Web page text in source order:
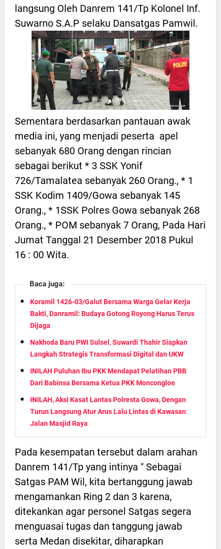
langsung Oleh Danrem 141/Tp Kolonel Inf.
Suwarno S.A.P selaku Dansatgas Pamwil.
Sementara berdasarkan pantauan awak
media ini, yang menjadi peserta apel
sebanyak 680 Orang dengan rincian
sebagai berikut * 3 SSK Yonif
726/Tamalatea sebanyak 260 Orang., * 1
SSK Kodim 1409/Gowa sebanyak 145
Orang., * 1SSK Polres Gowa sebanyak 268
Orang., * POM sebanyak 7 Orang, Pada Hari
Jumat Tanggal 21 Desember 2018 Pukul
16 : 00 Wita.
Baca juga:
Koramil 1426-03/Galut Bersama Warga Gelar Kerja
Bakti, Danramil: Budaya Gotong Royong Harus Terus
Dijaga
Nakhoda Baru PWI Sulsel, Suwardi Thahir Siapkan
Langkah Strategis Transformasi Digital dan UKW
INILAH Puluhan Ibu PKK Mendapat Pelatihan PBB
Dari Babinsa Bersama Ketua PKK Moncongloe
INILAH, Aksi Kasat Lantas Polresta Gowa, Dengan
Turun Langsung Atur Arus Lalu Lintas di Kawasan
Jalan Masjid Raya
Pada kesempatan tersebut dalam arahan
Danrem 141/Tp yang intinya " Sebagai
Satgas PAM Wil, kita bertanggung jawab
mengamankan Ring 2 dan 3 karena,
ditekankan agar personel Satgas segera
menguasai tugas dan tanggung jawab
serta Medan disekitar, diharapkan